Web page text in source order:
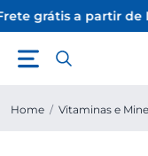
grátis a partir de
Home / Vitaminas e